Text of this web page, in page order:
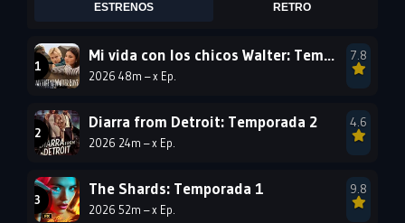
2002 2001 2000
1996 1995 1994
1993
1990
1987
ESTRENOS RETRO
Mi vida con los chicos Walter: Temporada 3
2026 48m – x Ep.
7.8
Diarra from Detroit: Temporada 2
2026 24m – x Ep.
4.6
The Shards: Temporada 1
2026 52m – x Ep.
9.8